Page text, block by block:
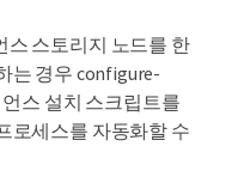
스 스토리지 노드를 한
는 경우 configure-
스 설치 스크립트를
로세스를 자동화할 수